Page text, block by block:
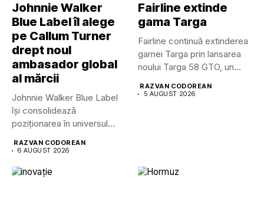
Johnnie Walker
Blue Label îl alege
pe Callum Turner
drept noul
ambasador global
al mărcii
Johnnie Walker Blue Label
își consolidează
poziționarea în universul
RAZVAN CODOREAN
6 AUGUST 2026
Fairline extinde
gama Targa
Fairline continuă extinderea
gamei Targa prin lansarea
noului Targa 58 GTO, un...
RAZVAN CODOREAN
5 AUGUST 2026